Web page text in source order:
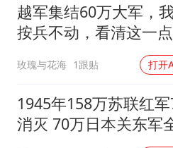
老挝国
乐享全
越军集结60万大军，
按兵不动，看清这一点
玫瑰与花海 1跟贴 打开
1945年158万苏联红
消灭 70万日本关东军